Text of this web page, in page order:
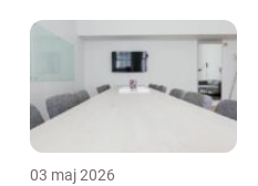
03 maj 2026